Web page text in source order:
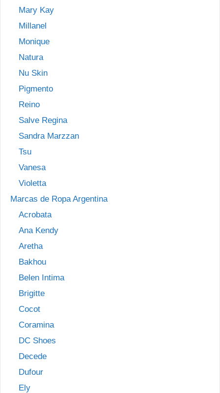
Mary Kay
Millanel
Monique
Natura
Nu Skin
Pigmento
Reino
Salve Regina
Sandra Marzzan
Tsu
Vanesa
Violetta
Marcas de Ropa Argentina
Acrobata
Ana Kendy
Aretha
Bakhou
Belen Intima
Brigitte
Cocot
Coramina
DC Shoes
Decede
Dufour
Ely